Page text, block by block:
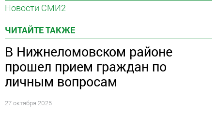
Новости СМИ2
ЧИТАЙТЕ ТАКЖЕ
В Нижнеломовском районе
прошел прием граждан по
личным вопросам
27 октября 2025